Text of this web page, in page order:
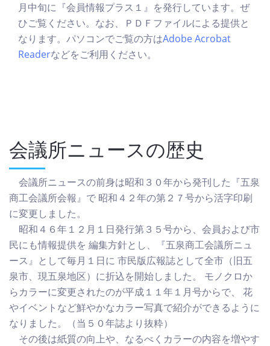
月中旬に『会員情報プラス１』を発行しています。ぜ
ひご覧ください。なお、ＰＤＦファイルによる提供と
なります。パソコンでご覧の方はAdobe Acrobat
Readerなどをご利用ください。
会議所ニュースの歴史
会議所ニュースの前身は昭和３０年から発刊した『五泉
商工会議所会報』で 昭和４２年の第２７号から活字印刷
に変更しました。
昭和４６年１２月１日発行第３５号から、会員および市
民にも情報提供を 編集方針とし、『五泉商工会議所ニュ
ース』として毎月１日に 市民版広報誌として全市（旧五
泉市、現五泉地区）に折込を開始しました。 モノクロか
らカラーに変更されたのが平成１１年１月号からで、 花
やイベントなど鮮やかなカラー写真で紹介ができるように
なりました。（当５０年誌より抜粋）
その後は紙質の向上や、なるべくカラーの内容を増やす